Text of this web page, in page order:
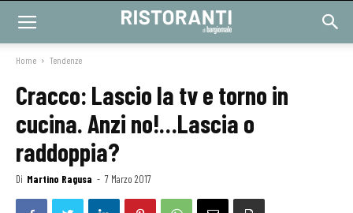
Home Tendenze
Cracco: Lascio la tv e torno in
cucina. Anzi no!…Lascia o
raddoppia?
Di Martino Ragusa - 7 Marzo 2017